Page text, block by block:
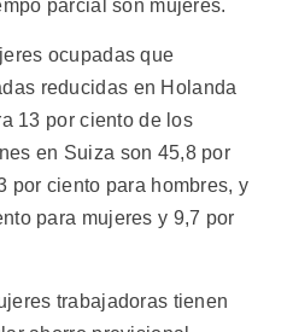
parcial son mujeres.
ocupadas que
reducidas en Holanda
13 por ciento de los
en Suiza son 45,8 por
por ciento para hombres, y
para mujeres y 9,7 por
trabajadoras tienen